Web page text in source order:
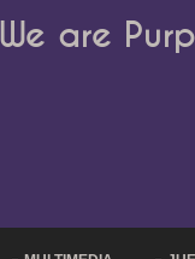
are